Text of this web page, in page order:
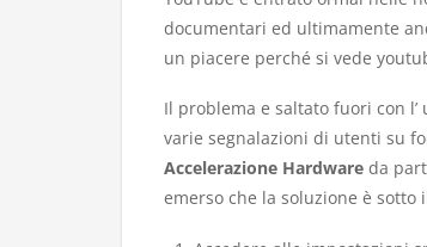
documentari ed ultimamente
un piacere perché si vede
Il problema e saltato fuori con
varie segnalazioni di utenti su
Accelerazione Hardware da
emerso che la soluzione è